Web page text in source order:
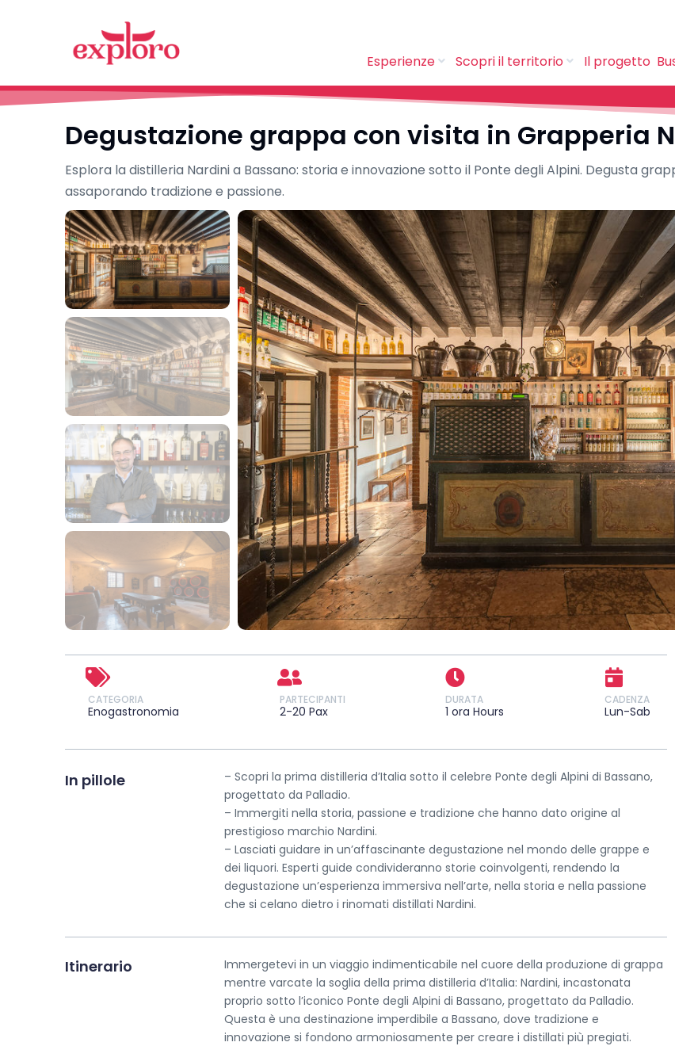
Esperienze Scopri il territorio Il progetto
Degustazione grappa con visita in Grapperia
Esplora la distilleria Nardini a Bassano: storia e innovazione sotto il Ponte degli Alpini. Degusta
assaporando tradizione e passione.
CATEGORIA
Enogastronomia
PARTECIPANTI
2-20 Pax
DURATA
1 ora Hours
CADENZA
Lun-Sab
In pillole
– Scopri la prima distilleria d’Italia sotto il celebre Ponte degli Alpini di Bassano,
progettato da Palladio.
– Immergiti nella storia, passione e tradizione che hanno dato origine al
prestigioso marchio Nardini.
– Lasciati guidare in un’affascinante degustazione nel mondo delle grappe e
dei liquori. Esperti guide condivideranno storie coinvolgenti, rendendo la
degustazione un’esperienza immersiva nell’arte, nella storia e nella passione
che si celano dietro i rinomati distillati Nardini.
Itinerario
Immergetevi in un viaggio indimenticabile nel cuore della produzione di grappa
mentre varcate la soglia della prima distilleria d’Italia: Nardini, incastonata
proprio sotto l’iconico Ponte degli Alpini di Bassano, progettato da Palladio.
Questa è una destinazione imperdibile a Bassano, dove tradizione e
innovazione si fondono armoniosamente per creare i distillati più pregiati.